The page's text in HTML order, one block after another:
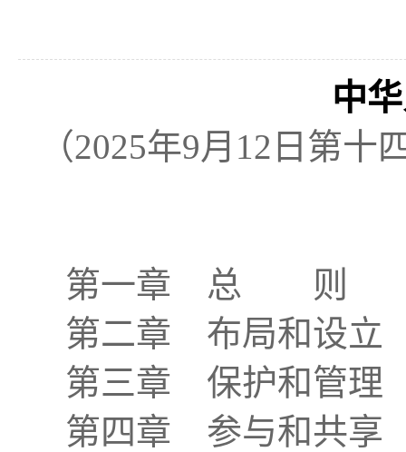
中
（2025年9月12日第
第一章 总 则
第二章 布局和设立
第三章 保护和管理
第四章 参与和共享